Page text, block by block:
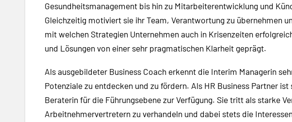
Gesundheitsmanagement bis hin zu Mitarbeiterentwicklung und
Gleichzeitig motiviert sie ihr Team, Verantwortung zu übernehmen
mit welchen Strategien Unternehmen auch in Krisenzeiten
und Lösungen von einer sehr pragmatischen Klarheit geprägt.
Als ausgebildeter Business Coach erkennt die Interim Managerin
Potenziale zu entdecken und zu fördern. Als HR Business Partner
Beraterin für die Führungsebene zur Verfügung. Sie tritt als starke
Arbeitnehmervertretern zu verhandeln und dabei stets die